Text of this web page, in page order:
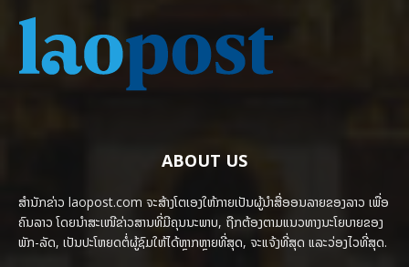
ABOUT US
ສຳນັກຂ່າວ laopost.com ຈະສ້າງໂຕເອງໃຫ້ກາຍເປັນຜູ້ນຳສື່ອອນລາຍຂອງລາວ ເພື່ອ
ຄົນລາວ ໂດຍນຳສະເໜີຂ່າວສານທີ່ມີຄຸນນະພາບ, ຖືກຕ້ອງຕາມແນວທາງນະໂຍບາຍຂອງ
ພັກ-ລັດ, ເປັນປະໂຫຍດຕໍ່ຜູ້ຊົມໃຫ້ໄດ້ຫຼາກຫຼາຍທີ່ສຸດ, ຈະແຈ້ງທີ່ສຸດ ແລະວ່ອງໄວທີ່ສຸດ.